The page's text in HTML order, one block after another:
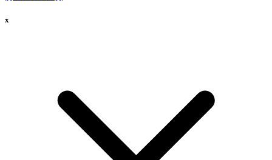
x